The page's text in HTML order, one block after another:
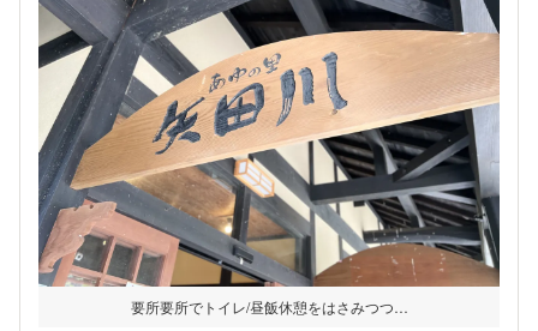
要所要所でトイレ/昼飯休憩をはさみつつ…